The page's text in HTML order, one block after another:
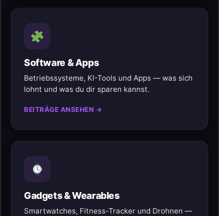
Software & Apps
Betriebssysteme, KI-Tools und Apps — was sich
lohnt und was du dir sparen kannst.
BEITRÄGE ANSEHEN →
Gadgets & Wearables
Smartwatches, Fitness-Tracker und Drohnen —